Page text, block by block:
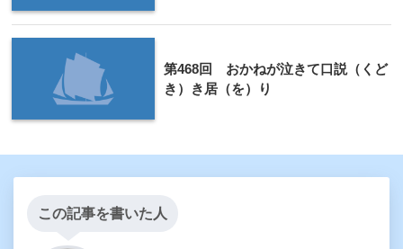
第468回 おかねが泣きて口説（くど
き）き居（を）り
この記事を書いた人